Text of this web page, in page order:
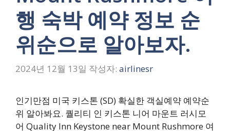
행 숙박 예약 정보 순
위순으로 알아보자.
2024년 12월 13일 작성자: airlinesr
인기만점 미국 키스톤 (SD) 확실한 객실예약 예약순
위 알아봐요. 퀄리티 인 키스톤 니어 마운트 러시모
어 Quality Inn Keystone near Mount Rushmore 여